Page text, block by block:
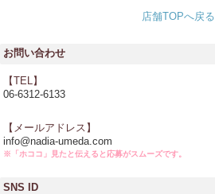
店舗TOPへ戻る
お問い合わせ
【TEL】
06-6312-6133
【メールアドレス】
info@nadia-umeda.com
※「ホココ」見たと伝えると応募がスムーズです。
SNS ID